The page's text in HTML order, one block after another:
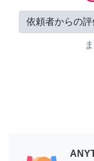
依頼者からの評